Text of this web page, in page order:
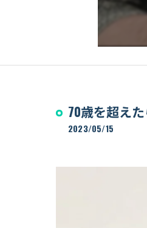
70歳を超え
2023/05/15